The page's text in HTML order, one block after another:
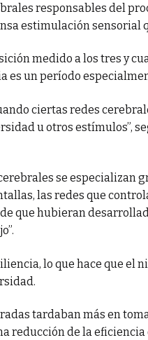
responsables del
estimulación sensorial
medido a los tres y
es un período
ciertas redes
u otros estímulos”,
se especializan
las redes que
que hubieran
lo que hace que el
tardaban más en
reducción de la